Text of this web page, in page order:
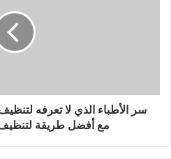
سر الأطباء الذي لا تعرفه
مع أفضل طريقة لتنظيف